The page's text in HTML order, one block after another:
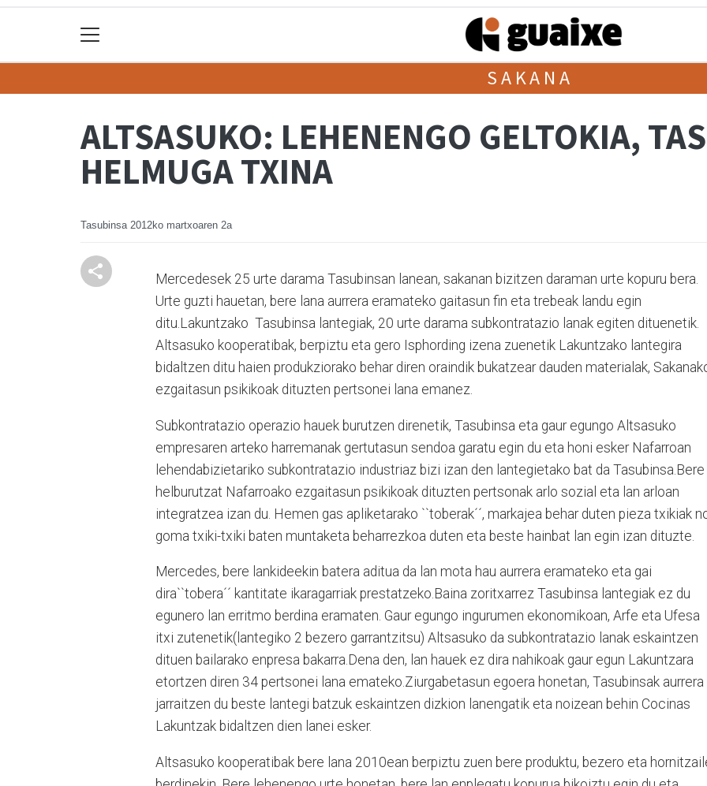
SAKANA
ALTSASUKO: LEHENENGO GELTOKIA,
HELMUGA TXINA
Tasubinsa 2012ko martxoaren 2a
Mercedesek 25 urte darama Tasubinsan lanean, sakanan bizitzen daraman urte kopuru bera.
Urte guzti hauetan, bere lana aurrera eramateko gaitasun fin eta trebeak landu egin
ditu.Lakuntzako Tasubinsa lantegiak, 20 urte darama subkontratazio lanak egiten dituenetik.
Altsasuko kooperatibak, berpiztu eta gero Isphording izena zuenetik Lakuntzako lantegira
bidaltzen ditu haien produkziorako behar diren oraindik bukatzear dauden materialak,
ezgaitasun psikikoak dituzten pertsonei lana emanez.
Subkontratazio operazio hauek burutzen direnetik, Tasubinsa eta gaur egungo Altsasuko
empresaren arteko harremanak gertutasun sendoa garatu egin du eta honi esker Nafarroan
lehendabizietariko subkontratazio industriaz bizi izan den lantegietako bat da Tasubinsa.Bere
helburutzat Nafarroako ezgaitasun psikikoak dituzten pertsonak arlo sozial eta lan arloan
integratzea izan du. Hemen gas apliketarako ``toberak´´, markajea behar duten pieza txikiak
goma txiki-txiki baten muntaketa beharrezkoa duten eta beste hainbat lan egin izan dituzte.
Mercedes, bere lankideekin batera aditua da lan mota hau aurrera eramateko eta gai
dira``tobera´´ kantitate ikaragarriak prestatzeko.Baina zoritxarrez Tasubinsa lantegiak ez du
egunero lan erritmo berdina eramaten. Gaur egungo ingurumen ekonomikoan, Arfe eta Ufesa
itxi zutenetik(lantegiko 2 bezero garrantzitsu) Altsasuko da subkontratazio lanak eskaintzen
dituen bailarako enpresa bakarra.Dena den, lan hauek ez dira nahikoak gaur egun Lakuntzara
etortzen diren 34 pertsonei lana emateko.Ziurgabetasun egoera honetan, Tasubinsak aurrera
jarraitzen du beste lantegi batzuk eskaintzen dizkion lanengatik eta noizean behin Cocinas
Lakuntzak bidaltzen dien lanei esker.
Altsasuko kooperatibak bere lana 2010ean berpiztu zuen bere produktu, bezero eta